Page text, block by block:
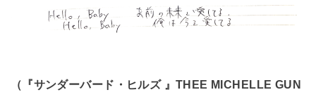
（『サンダーバード・ヒルズ 』THEE MICHELLE GUN